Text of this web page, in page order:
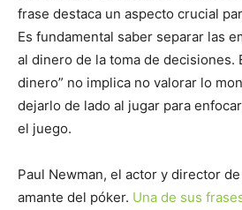
frase destaca un aspecto crucial
Es fundamental saber separar las
al dinero de la toma de decisiones.
dinero” no implica no valorar lo
dejarlo de lado al jugar para
el juego.
Paul Newman, el actor y director
amante del póker. Una de sus